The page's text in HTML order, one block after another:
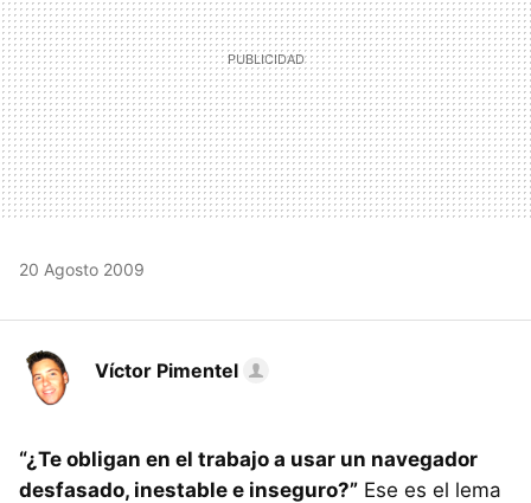
20 Agosto 2009
Víctor Pimentel
“¿Te obligan en el trabajo a usar un navegador
desfasado, inestable e inseguro?” Ese es el lema